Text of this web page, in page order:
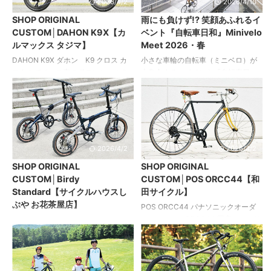
のLinearXLエアスプリングは、スト
ローク全域で変化しないリニアな特
性を持ち、初動のしなやかさからミ
ッドストロークのサポート、そして
エンドストロークまで安定した挙動
ウト機構により、ライダーの好みに
応じた ...
ーの中間的なジオメトリーを持つト
ラディショナルなクロモリフレーム
をベースとしてセレクトし、マヴィ
ックの完組ホイールやマイクロシフ
トの変速コンポーネントなど、これ
テムをあえて投入した。 メリット ...
2026/4/2
SHOP ORIGINAL
CUSTOM│DAHON K9X【カ
ルマックス タジマ】
DAHON K9X ダホン K9 クロス カ
引き出す ほかに20インチの折りたた
みモデルを所有しているオーナー。
新たに愛車としてK9Xを追加した理
由は、軽量かつコンパクトに折りた
ためるためクルマへの積載や輪行が
楽であること、そして多段化や足ま
わりのインチアップにも対応するカ
スタムベースとしての期待値の高
さ。 カスタムの内容は方向性を走り
に振り切ったもので、投入したカー
ボンホイールによって足まわりは
パーの取り付け位置を考慮してカー
ボンフォ ...
2026/4/10
雨にも負けず!? 笑顔あふれるイ
ベント『自転車日和』Minivelo
Meet 2026・春
小さな車輪の自転車（ミニベロ）が
和』Minivelo Meet 2026・春が2026
年4月4日、横浜のみなとみらいで開
催されました。 都市部での日常使い
からクルマや鉄道を利用した自転車
旅まで、幅広く活躍する小径自転車
（ミニベロ）。その自転車としての
魅力を堪能し、ファン同士の交流も
楽しむことができるイベントが
「Minivelo Meet（ミニベロミー
ト）」です。 4回目となる今回の会
場は第1回、第2回のイベントが開催
ラス。 当日は曇り時々雨とい ...
2026/4/2
SHOP ORIGINAL
CUSTOM│Birdy
Standard【サイクルハウスし
ぶや お花茶屋店】
ルズ バーディースタンダード カラ
ーオーダーで仕上げた世界に1組だけ
のペア 趣味の自転車として初めてバ
ーディーを購入したご夫婦。 おふた
2026/4/2
SHOP ORIGINAL
CUSTOM│POS ORCC44【和
田サイクル】
POS ORCC44 パナソニックオーダ
フレームの完成車を秀逸にアレンジ
いまでは珍しい存在となった国産ク
ロモリフレームの完成車。 「ドロッ
プハンドルのロードバイクに疲れ